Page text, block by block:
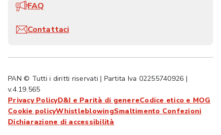
FAQ
Contattaci
PAN © Tutti i diritti riservati | Partita Iva 02255740926 |
v.4.19.565
Privacy PolicyD&I e Parità di genereCodice etico e MOG
Cookie policyWhistleblowingSmaltimento Confezioni
Dichiarazione di accessibilità